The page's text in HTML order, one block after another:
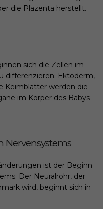
die Plazenta herstellt.
sich die Zellen im
differenzieren: Ektoderm,
Keimblätter werden die
im Körper des Babys
Nervensystems
ist der Beginn
Der Neuralrohr, der
wird, beginnt sich in